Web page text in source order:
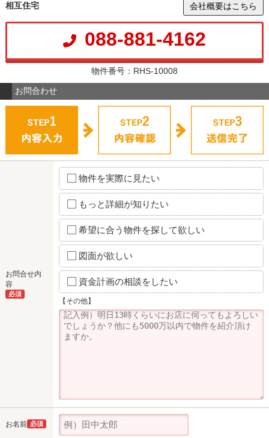
相互住宅 会社概要はこちら
088-881-4162
物件番号：RHS-10008
お問合わせ
お問合せ内
容
必須
物件を実際に見たい
もっと詳細が知りたい
希望に合う物件を探して欲しい
図面が欲しい
資金計画の相談をしたい
【その他】
お名前 必須